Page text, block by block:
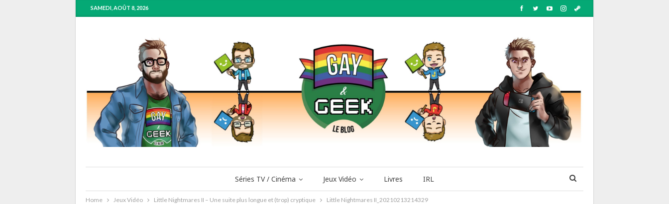
SAMEDI, AOÛT 8, 2026
Séries TV / Cinéma Jeux Vidéo Livres IRL
Home Jeux Vidéo Little Nightmares II – Une suite plus longue et (trop) cryptique Little Nightmares II_20210213214329